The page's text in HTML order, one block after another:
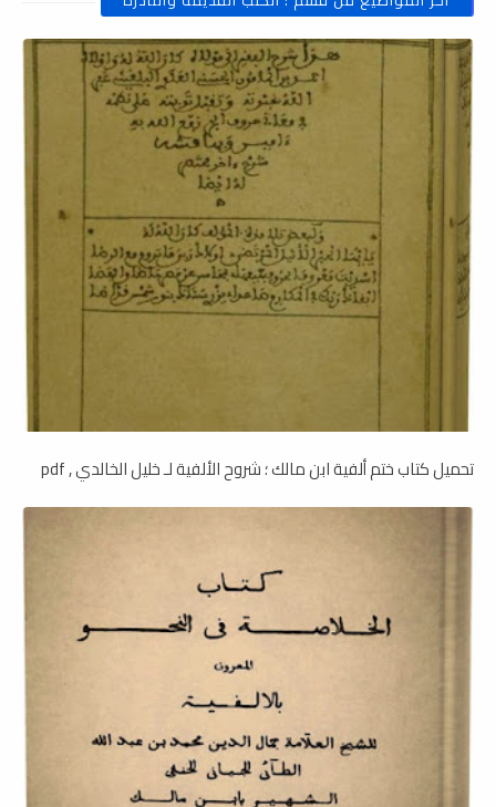
تحميل كتاب ختم ألفية ابن مالك ؛ شروح الألفية لـ خليل الخالدي , pdf